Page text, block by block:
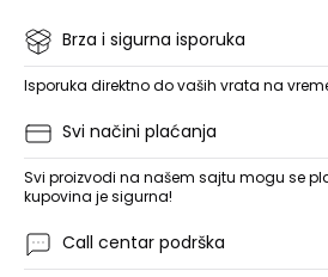
Brza i sigurna isporuka
Isporuka direktno do vaših vrata na
Svi načini plaćanja
Svi proizvodi na našem sajtu mogu se
kupovina je sigurna!
Call centar podrška